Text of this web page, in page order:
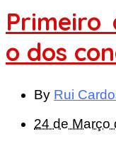
o dos
By Rui
24 de Março